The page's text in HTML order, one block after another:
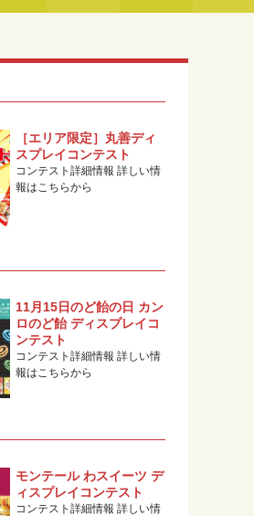
［エリア限定］丸善ディ
スプレイコンテスト
コンテスト詳細情報 詳しい情
報はこちらから
11月15日のど飴の日 カン
ロのど飴 ディスプレイコ
ンテスト
コンテスト詳細情報 詳しい情
報はこちらから
モンテール わスイーツ デ
ィスプレイコンテスト
コンテスト詳細情報 詳しい情